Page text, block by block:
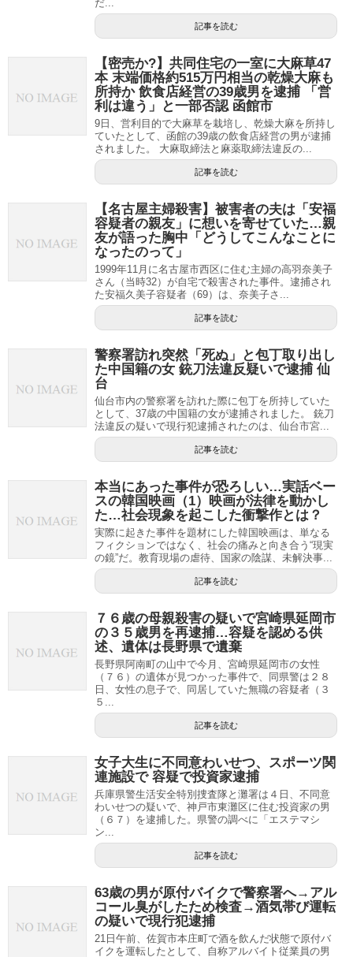
だ...
記事を読む
【密売か?】共同住宅の一室に大麻草47
本 末端価格約515万円相当の乾燥大麻も
所持か 飲食店経営の39歳男を逮捕 「営
利は違う」と一部否認 函館市
9日、営利目的で大麻草を栽培し、乾燥大麻を所持し
ていたとして、函館の39歳の飲食店経営の男が逮捕
されました。 大麻取締法と麻薬取締法違反の...
記事を読む
【名古屋主婦殺害】被害者の夫は「安福
容疑者の親友」に想いを寄せていた…親
友が語った胸中「どうしてこんなことに
なったのって」
1999年11月に名古屋市西区に住む主婦の高羽奈美子
さん（当時32）が自宅で殺害された事件。逮捕され
た安福久美子容疑者（69）は、奈美子さ...
記事を読む
警察署訪れ突然「死ぬ」と包丁取り出し
た中国籍の女 銃刀法違反疑いで逮捕 仙
台
仙台市内の警察署を訪れた際に包丁を所持していた
として、37歳の中国籍の女が逮捕されました。 銃刀
法違反の疑いで現行犯逮捕されたのは、仙台市宮...
記事を読む
本当にあった事件が恐ろしい…実話ベー
スの韓国映画（1）映画が法律を動かし
た…社会現象を起こした衝撃作とは？
実際に起きた事件を題材にした韓国映画は、単なる
フィクションではなく、社会の痛みと向き合う“現実
の鏡”だ。教育現場の虐待、国家の陰謀、未解決事...
記事を読む
７６歳の母親殺害の疑いで宮崎県延岡市
の３５歳男を再逮捕…容疑を認める供
述、遺体は長野県で遺棄
長野県阿南町の山中で今月、宮崎県延岡市の女性
（７６）の遺体が見つかった事件で、同県警は２８
日、女性の息子で、同居していた無職の容疑者（３
５...
記事を読む
女子大生に不同意わいせつ、スポーツ関
連施設で 容疑で投資家逮捕
兵庫県警生活安全特別捜査隊と灘署は４日、不同意
わいせつの疑いで、神戸市東灘区に住む投資家の男
（６７）を逮捕した。県警の調べに「エステマシ
ン...
記事を読む
63歳の男が原付バイクで警察署へ→アル
コール臭がしたため検査→酒気帯び運転
の疑いで現行犯逮捕
21日午前、佐賀市本庄町で酒を飲んだ状態で原付バ
イクを運転したとして、自称アルバイト従業員の男